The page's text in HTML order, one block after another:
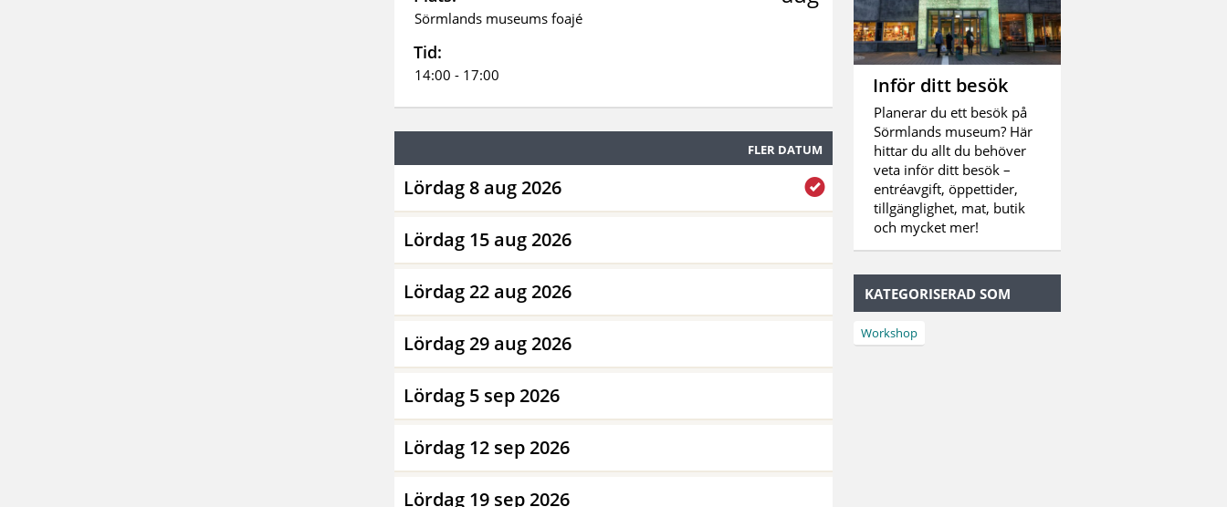
Sörmlands museums foajé
Tid:
14:00 - 17:00
FLER DATUM
Lördag 8 aug 2026
Lördag 15 aug 2026
Lördag 22 aug 2026
Lördag 29 aug 2026
Lördag 5 sep 2026
Lördag 12 sep 2026
Lördag 19 sep 2026
Inför ditt besök
Planerar du ett besök på
Sörmlands museum? Här
hittar du allt du behöver
veta inför ditt besök –
entréavgift, öppettider,
tillgänglighet, mat, butik
och mycket mer!
KATEGORISERAD SOM
Workshop